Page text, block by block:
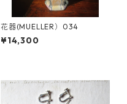
花器(MUELLER）034
¥14,300